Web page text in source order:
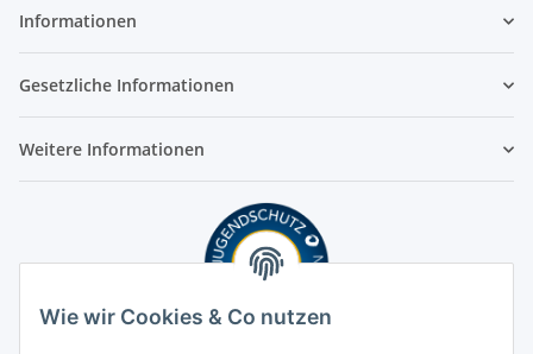
Informationen
Gesetzliche Informationen
Weitere Informationen
Wie wir Cookies & Co nutzen